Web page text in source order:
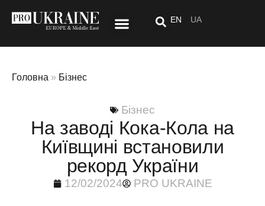
EN UA
Головна » Бізнес
Бізнес
На заводі Кока-Кола на
Київщині встановили
рекорд України
12/02/2024 PRO UKRAINE